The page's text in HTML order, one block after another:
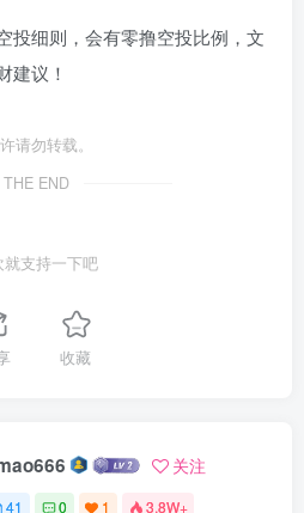
投细则，会有零撸空投比例，文
建议！
请勿转载。
THE END
就支持一下吧
收藏
关注
41 0 1 3.8W+